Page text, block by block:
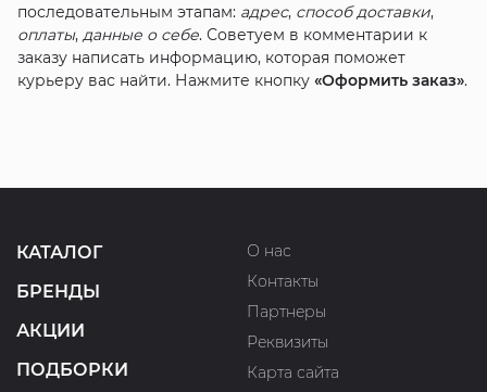
последовательным этапам: адрес, способ доставки,
оплаты, данные о себе. Советуем в комментарии к
заказу написать информацию, которая поможет
курьеру вас найти. Нажмите кнопку «Оформить заказ».
КАТАЛОГ
БРЕНДЫ
АКЦИИ
ПОДБОРКИ
О нас
Контакты
Партнеры
Реквизиты
Карта сайта